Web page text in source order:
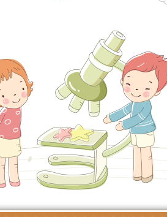
免疫專家 林
家6月課程資
生活-婚前教
「幸福婚姻系
「2026開心
光」海報
園市政府LED
LCD託播影（
團法人天主教
啟智中心辦理
蘆葦三十．創
會
園市桃園區西
115年度區域
案：「視」
意應用與實
園市政府LED
託播影（
市桃園區新
年度區域
：「怪創劇
訴及再申訴
院新聞傳播